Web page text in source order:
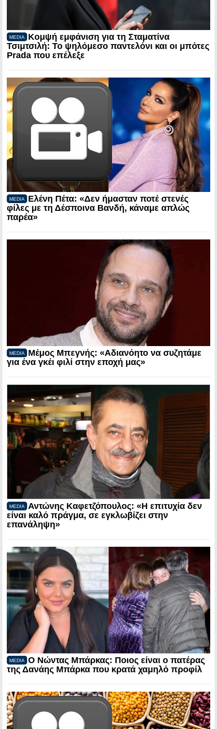
MEDIA
Κομψή εμφάνιση για τη Σταματίνα
Τσιμτσιλή: Το ψηλόμεσο παντελόνι και οι μπότες
Prada που επέλεξε
MEDIA
Ελένη Πέτα: «Δεν ήμασταν ποτέ στενές
φίλες με τη Δέσποινα Βανδή, κάναμε απλώς
παρέα»
MEDIA
Μέμος Μπεγνής: «Αδιανόητο να συζητάμε
για ένα γκέι φιλί στην εποχή μας»
MEDIA
Αντώνης Καφετζόπουλος: «Η επιτυχία δεν
είναι καλό πράγμα, σε εγκλωβίζει στην
επανάληψη»
MEDIA
Ο Νώντας Μπάρκας: Ποιος είναι ο πατέρας
της Δανάης Μπάρκα που κρατά χαμηλό προφίλ